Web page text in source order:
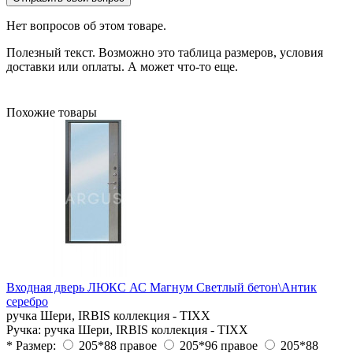
Нет вопросов об этом товаре.
Полезный текст. Возможно это таблица размеров, условия
доставки или оплаты. А может что-то еще.
Похожие товары
Входная дверь ЛЮКС АС Магнум Светлый бетон\Антик
серебро
ручка Шери, IRBIS коллекция - TIXX
Ручка: ручка Шери, IRBIS коллекция - TIXX
* Размер:
205*88 правое 205*96 правое
205*88